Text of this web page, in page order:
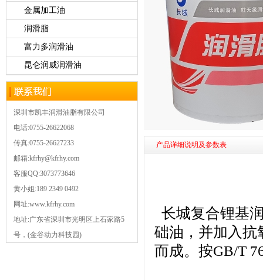
金属加工油
润滑脂
富力多润滑油
昆仑润威润滑油
深圳市凯丰润滑油脂有限公司
电话:0755-26622068
传真:0755-26627233
邮箱:kfrhy@kfrhy.com
客服QQ:3073773646
黄小姐:189 2349 0492
网址:www.kfrhy.com
地址:广东省深圳市光明区上石家路5
号，(金谷动力科技园)
产品详细说明及参数表
长城复合锂基
础油，并加入抗
而成。按GB/T